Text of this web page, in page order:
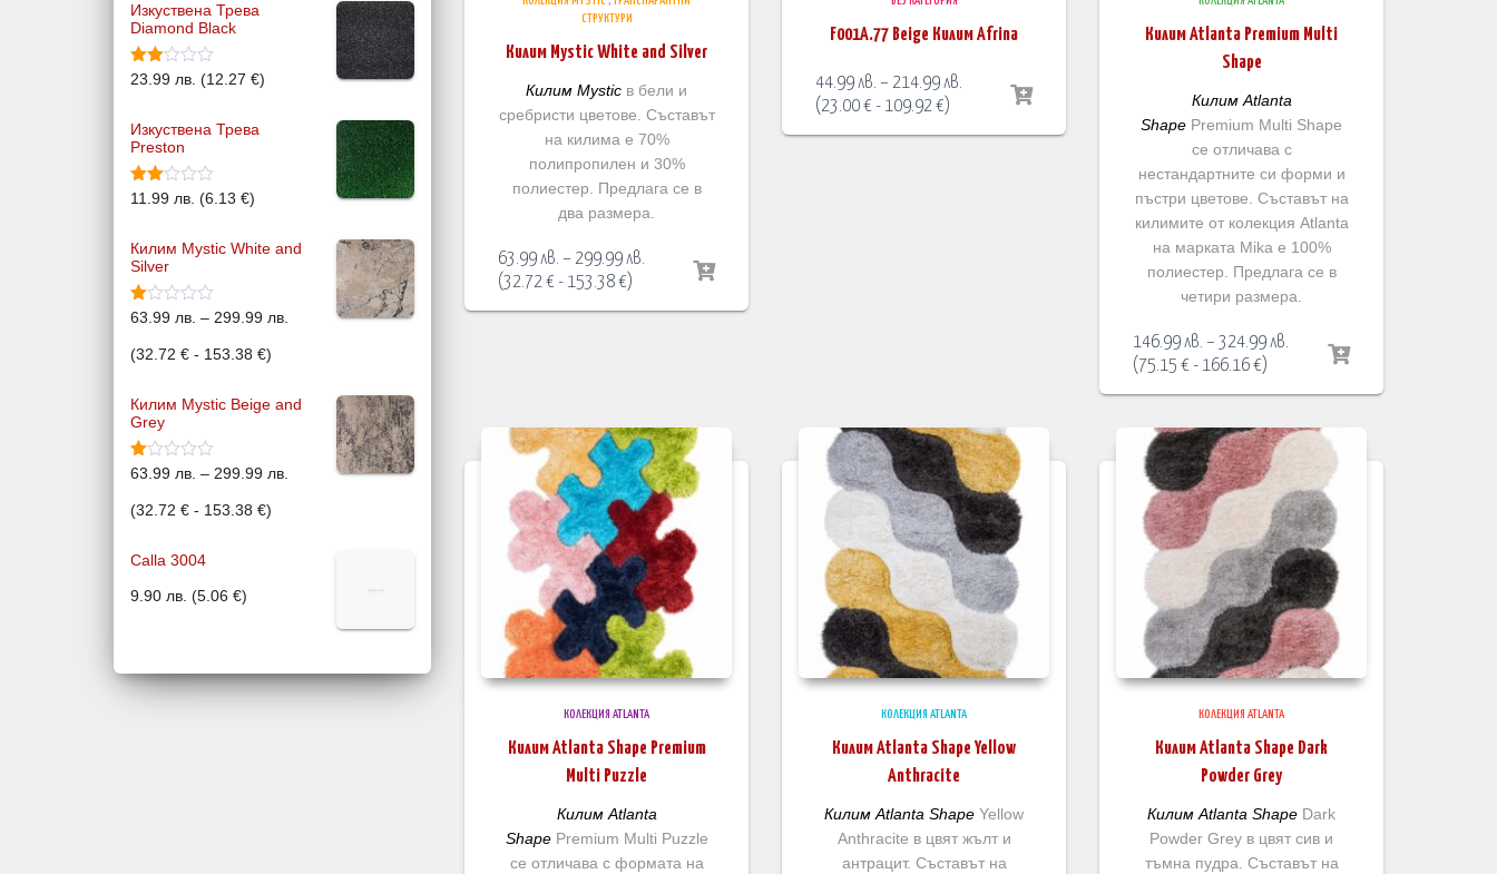
от 5
Изкуствена Трева
Diamond Black
Оцен
от 5
23.99 лв. (12.27 €)
Изкуствена Трева
Preston
Оце
2.00
от 5
11.99 лв. (6.13 €)
Килим Mystic White and
Silver
Оце
с
1.93
63.99 лв. – 299.99 лв.
:
(32.72 € - 153.38 €)
Килим Mystic Beige and
Grey
Оц
но
с
от
63.99 лв. – 299.99 лв.
a
(32.72 € - 153.38 €)
Calla 3004
9.90 лв. (5.06 €)
СТРУКТУРИ
Килим Mystic White and Silver
Килим Mystic в бели и
сребристи цветове. Съставът
на килима е 70%
полипропилен и 30%
полиестер. Предлага се в
два размера.
63.99лв. – 299.99лв.
(32.72€ - 153.38€)
F001A.77 Beige Килим Afrina
44.99лв. – 214.99лв.
(23.00€ - 109.92€)
Килим Atlanta Premium Multi
Shape
Килим Atlanta
Shape Premium Multi Shape
се отличава с
нестандартните си форми и
пъстри цветове. Съставът на
килимите от колекция Atlanta
на марката Mika е 100%
полиестер. Предлага се в
четири размера.
146.99лв. – 324.99лв.
324.99 лв.
(75.15 € - 166.16€)
КОЛЕКЦИЯ ATLANTA
Килим Atlanta Shape Premium
Multi Puzzle
Килим Atlanta
ShapePremium Multi Puzzle
се отличава с формата на
КОЛЕКЦИЯ ATLANTA
Килим Atlanta Shape Yellow
Anthracite
Килим Atlanta Shape Yellow
Anthracite в цвят жълт и
антрацит. Съставът на
КОЛЕКЦИЯ ATLANTA
Килим Atlanta Shape Dark
Powder Grey
Килим Atlanta Shape Dark
Powder Grey в цвят сив и
тъмна пудра. Съставът на